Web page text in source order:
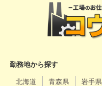
勤務地から探す
北海道 青森県 岩手県